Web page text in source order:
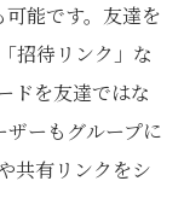
能です。友達を
招待リンク」な
ドを友達ではな
ーもグループに
共有リンクをシ